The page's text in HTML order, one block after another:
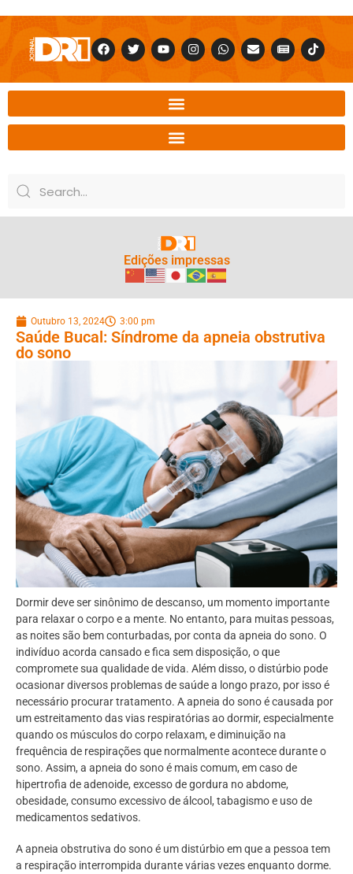
Edições impressas
Outubro 13, 2024 3:00 pm
Saúde Bucal: Síndrome da apneia obstrutiva
do sono
Dormir deve ser sinônimo de descanso, um momento importante
para relaxar o corpo e a mente. No entanto, para muitas pessoas,
as noites são bem conturbadas, por conta da apneia do sono. O
indivíduo acorda cansado e fica sem disposição, o que
compromete sua qualidade de vida. Além disso, o distúrbio pode
ocasionar diversos problemas de saúde a longo prazo, por isso é
necessário procurar tratamento. A apneia do sono é causada por
um estreitamento das vias respiratórias ao dormir, especialmente
quando os músculos do corpo relaxam, e diminuição na
frequência de respirações que normalmente acontece durante o
sono. Assim, a apneia do sono é mais comum, em caso de
hipertrofia de adenoide, excesso de gordura no abdome,
obesidade, consumo excessivo de álcool, tabagismo e uso de
medicamentos sedativos.
A apneia obstrutiva do sono é um distúrbio em que a pessoa tem
a respiração interrompida durante várias vezes enquanto dorme.